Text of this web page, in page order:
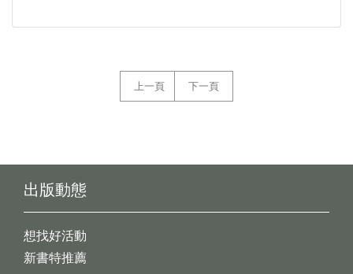
上一頁 下一頁
出版動態
想找好活動
新書特推薦